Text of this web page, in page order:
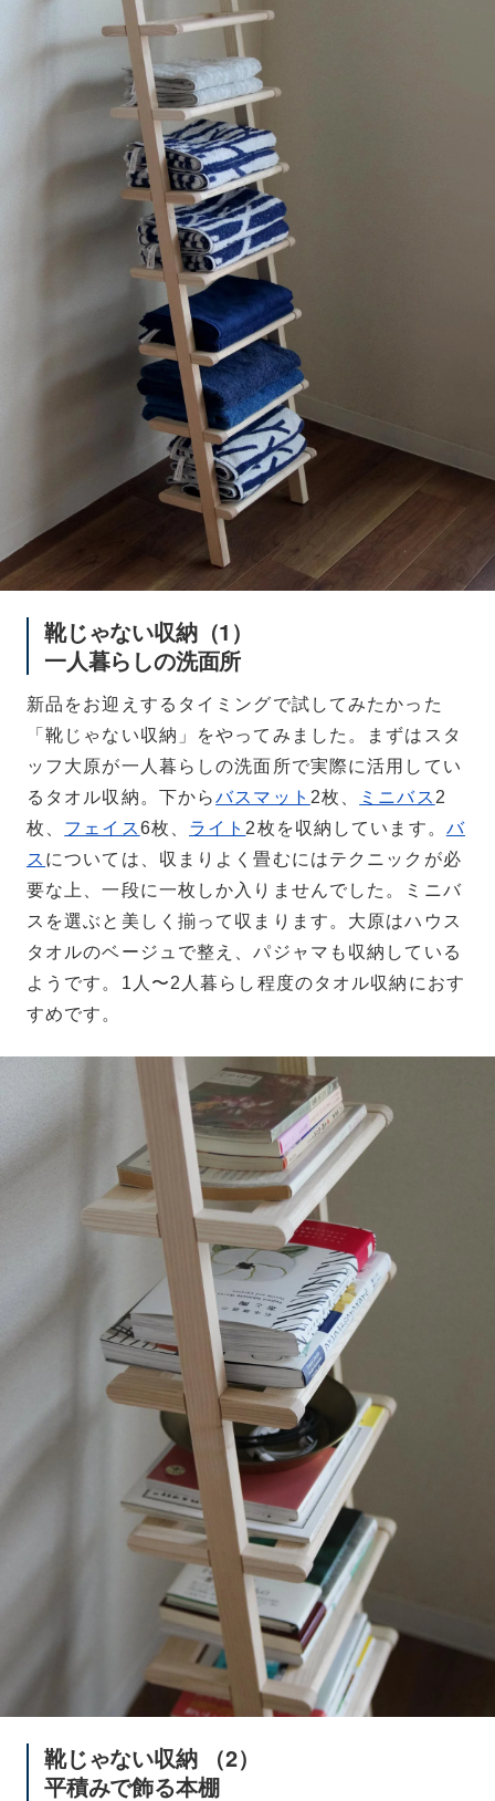
靴じゃない収納（1）
一人暮らしの洗面所
新品をお迎えするタイミングで試してみたかった
「靴じゃない収納」をやってみました。まずはスタ
ッフ大原が一人暮らしの洗面所で実際に活用してい
るタオル収納。下からバスマット 2枚、 ミニバス 2
枚、 フェイス6枚、 ライト 2枚を収納しています。 バ
ス については、収まりよく畳むにはテクニックが必
要な上、一段に一枚しか入りませんでした。ミニバ
スを選ぶと美しく揃って収まります。大原はハウス
タオルのベージュで整え、パジャマも収納している
ようです。1人〜2人暮らし程度のタオル収納におす
すめです。
靴じゃない収納 （2）
平積みで飾る本棚